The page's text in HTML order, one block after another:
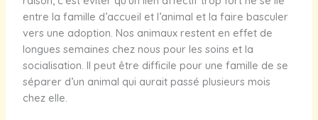
entre la famille d’accueil et l’animal et la faire basculer
vers une adoption. Nos animaux restent en effet de
longues semaines chez nous pour les soins et la
socialisation. Il peut être difficile pour une famille de se
séparer d’un animal qui aurait passé plusieurs mois
chez elle.